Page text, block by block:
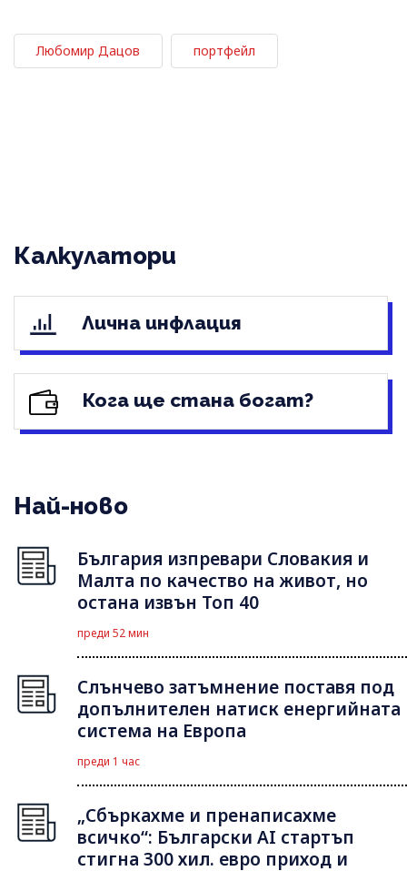
Любомир Дацов портфейл
Калкулатори
Лична инфлация
Кога ще стана богат?
Най-ново
България изпревари Словакия и
Малта по качество на живот, но
остана извън Топ 40
преди 52 мин
Слънчево затъмнение поставя под
допълнителен натиск енергийната
система на Европа
преди 1 час
„Сбъркахме и пренаписахме
всичко“: Български AI стартъп
стигна 300 хил. евро приход и